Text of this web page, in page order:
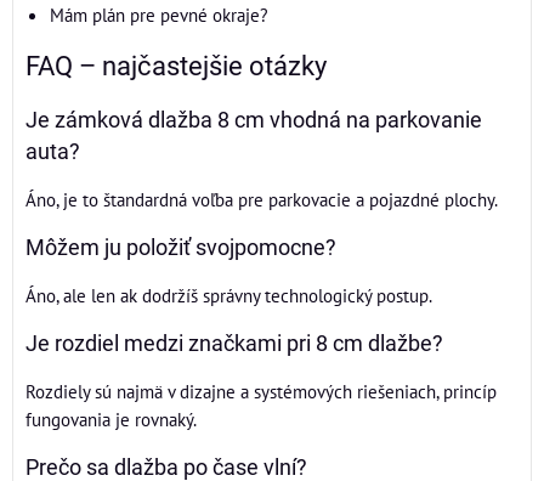
Mám plán pre pevné okraje?
FAQ – najčastejšie otázky
Je zámková dlažba 8 cm vhodná na parkovanie
auta?
Áno, je to štandardná voľba pre parkovacie a pojazdné plochy.
Môžem ju položiť svojpomocne?
Áno, ale len ak dodržíš správny technologický postup.
Je rozdiel medzi značkami pri 8 cm dlažbe?
Rozdiely sú najmä v dizajne a systémových riešeniach, princíp
fungovania je rovnaký.
Prečo sa dlažba po čase vlní?